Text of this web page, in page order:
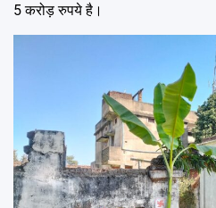
5 करोड़ रुपये है।